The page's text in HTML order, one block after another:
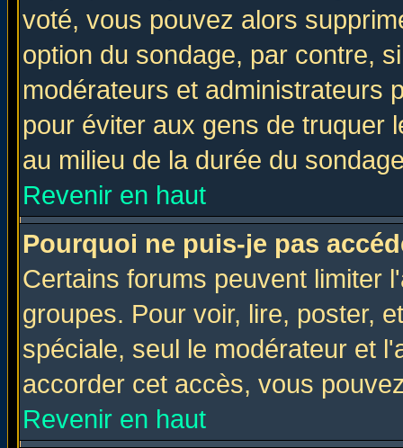
voté, vous pouvez alors
option du sondage, par contre,
modérateurs et administrateurs
pour éviter aux gens de truquer
au milieu de la durée du
Revenir en haut
Pourquoi ne puis-je pas
Certains forums peuvent limiter
groupes. Pour voir, lire, poster,
spéciale, seul le modérateur et
accorder cet accès, vous
Revenir en haut